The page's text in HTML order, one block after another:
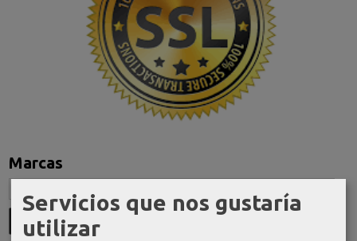
Marcas
Servicios que nos gustaría
utilizar